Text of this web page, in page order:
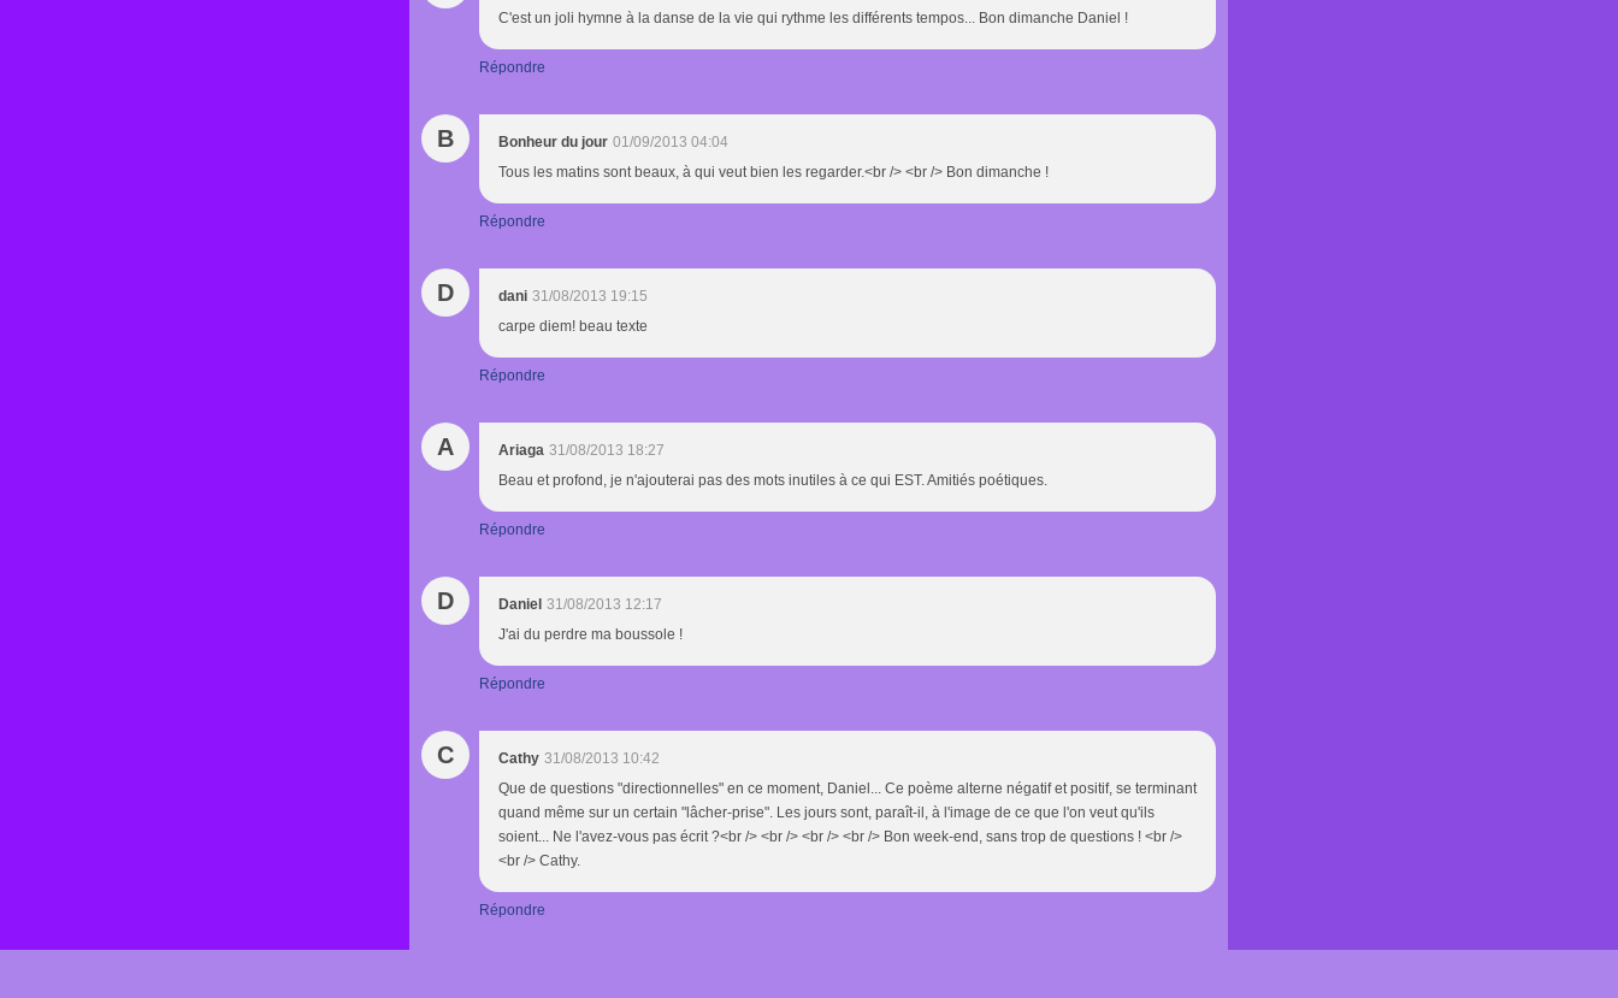
C'est un joli hymne à la danse de la vie qui rythme les différents tempos... Bon dimanche Daniel !
Répondre
B Bonheur du jour 01/09/2013 04:04
Tous les matins sont beaux, à qui veut bien les regarder.<br /> <br /> Bon dimanche !
Répondre
D dani 31/08/2013 19:15
carpe diem! beau texte
Répondre
A Ariaga 31/08/2013 18:27
Beau et profond, je n'ajouterai pas des mots inutiles à ce qui EST. Amitiés poétiques.
Répondre
D Daniel 31/08/2013 12:17
J'ai du perdre ma boussole !
Répondre
C Cathy 31/08/2013 10:42
Que de questions "directionnelles" en ce moment, Daniel... Ce poème alterne négatif et positif, se terminant
quand même sur un certain "lâcher-prise". Les jours sont, paraît-il, à l'image de ce que l'on veut qu'ils
soient... Ne l'avez-vous pas écrit ?<br /> <br /> <br /> <br /> Bon week-end, sans trop de questions ! <br />
<br /> Cathy.
Répondre